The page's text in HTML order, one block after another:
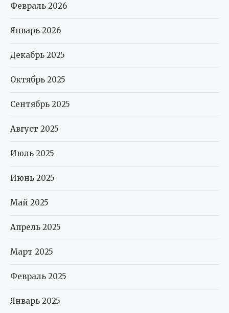
Февраль 2026
Январь 2026
Декабрь 2025
Октябрь 2025
Сентябрь 2025
Август 2025
Июль 2025
Июнь 2025
Май 2025
Апрель 2025
Март 2025
Февраль 2025
Январь 2025